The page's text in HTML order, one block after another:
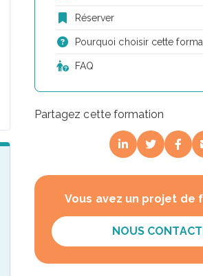
Réserver
Pourquoi choisir cette
FAQ
Partagez cette formation
Vous avez un projet de
NOUS